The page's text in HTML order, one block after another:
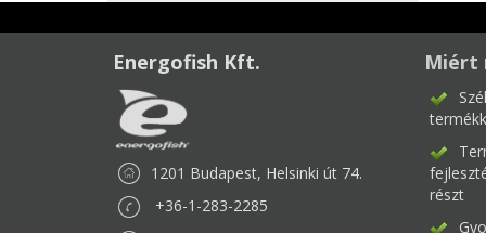
Energofish Kft.
1201 Budapest, Helsinki út 74.
+36-1-283-2285
Miért
részt